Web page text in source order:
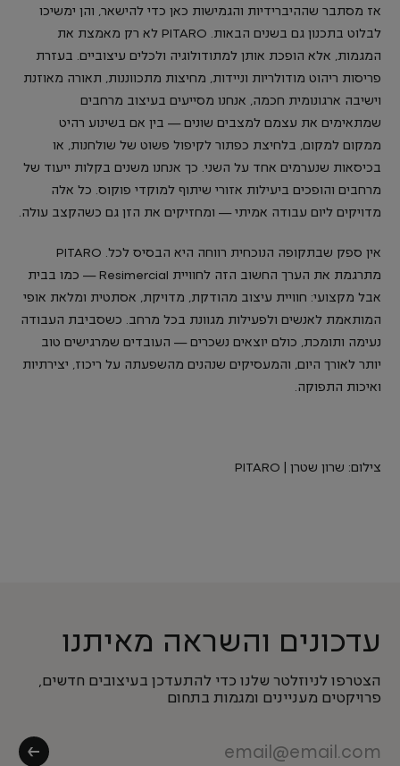
אז מסתבר שההיברידיות והגמישות כאן כדי להישאר, והן ימשיכו
לבלוט בתכנון גם בשנים הבאות. PITARO לא רק מאמצת את
המגמות, אלא הופכת אותן למתודולוגיה ולכלים עיצוביים. בעזרת
פריסות ריהוט מודולריות וניידות, מחיצות מתכווננות, תאורה מאוזנת
וישיבה ארגונומית חכמה, אנחנו מסייעים בעיצוב מרחבים
שמתאימים את עצמם למצבים שונים — בין אם בשינוע רהיט
ממקום למקום, בלחיצת כפתור לקיפול פשוט של שולחנות, או
בכיסאות שנערמים אחד על השני. כך אנחנו משנים בקלות ייעוד של
מרחבים והופכים ביעילות אזורי שיתוף למוקדי פוקוס. כל אלה
מדויקים ליום עבודה אמיתי — ומחזיקים את הזן גם כשהקצב עולה.
אין ספק שבתקופה הנוכחית רווחה היא הבסיס לכל. PITARO
מתרגמת את הערך החשוב הזה לחוויית Resimercial — כמו בבית
אבל מקצועי: חוויית עיצוב מהודקת, מדויקת, אסתטית ומלאת אופי
המותאמת לאנשים ולפעילות מגוונת בכל מרחב. כשסביבת העבודה
נעימה ותומכת, כולם יוצאים נשכרים — העובדים שמרגישים טוב
יותר לאורך היום, והמעסיקים שנהנים מהשפעתה על ריכוז, יצירתיות
ואיכות התפוקה.
צילום: שרון שטרן | PITARO
עדכונים והשראה מאיתנו
הצטרפו לניוזלטר שלנו כדי להתעדכן בעיצובים חדשים,
פרויקטים מעניינים ומגמות בתחום